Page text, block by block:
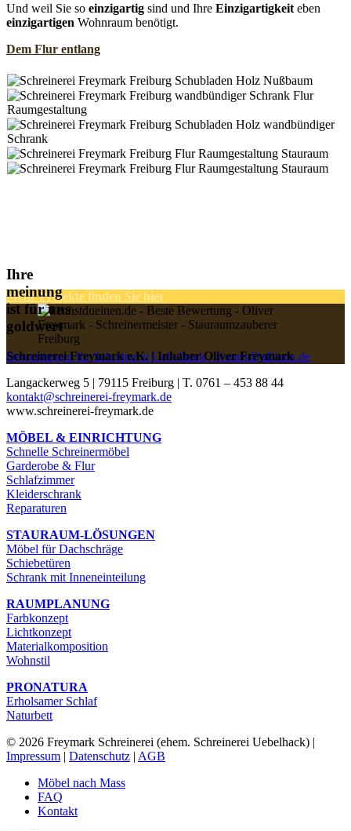
Und weil Sie so einzigartig sind und Ihre Einzigartigkeit eben
einzigartigen Wohnraum benötigt.
Dem Flur entlang
Mehr Projekte finden Sie hier
Ihre
meinung
ist für uns
goldwert
Bewertungen für Schreinerei Uebelhack - KennstDuEinen.de
Schreinerei Freymark e.K. | Inhaber Oliver Freymark
Langackerweg 5 | 79115 Freiburg | T. 0761 – 453 88 44
kontakt@schreinerei-freymark.de
www.schreinerei-freymark.de
MÖBEL & EINRICHTUNG
Schnelle Schreinermöbel
Garderobe & Flur
Schlafzimmer
Kleiderschrank
Reparaturen
STAURAUM-LÖSUNGEN
Möbel für Dachschräge
Schiebetüren
Schrank mit Inneneinteilung
RAUMPLANUNG
Farbkonzept
Lichtkonzept
Materialkomposition
Wohnstil
PRONATURA
Erholsamer Schlaf
Naturbett
© 2026 Freymark Schreinerei (ehem. Schreinerei Uebelhack) |
Impressum | Datenschutz | AGB
Möbel nach Mass
FAQ
Kontakt